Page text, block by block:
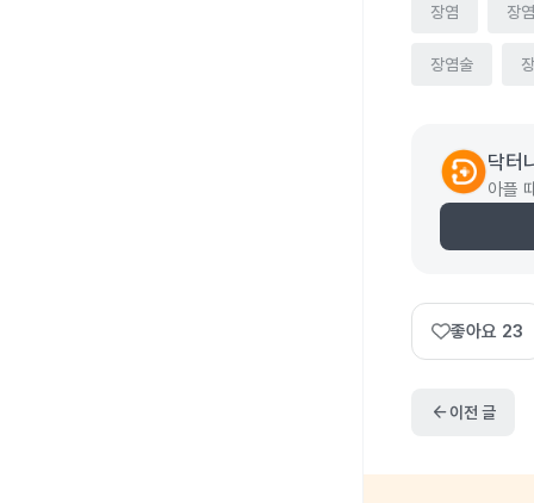
장염 장
장염술
닥터
아플
좋아요 23
arrow_back이전 글